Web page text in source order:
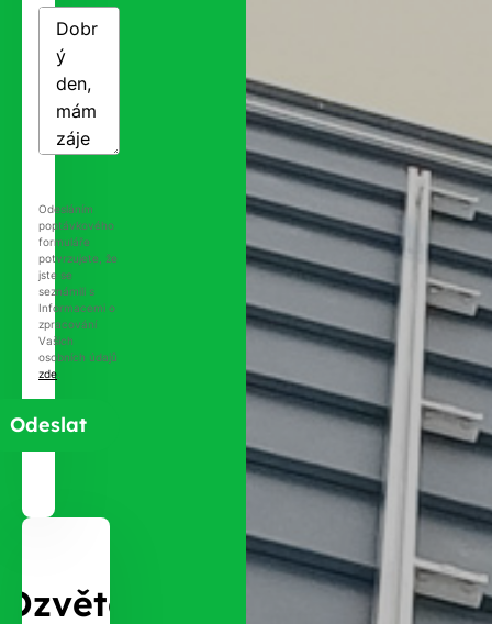
Ozvěte
Odesláním
poptávkového
formuláře
potvrzujete, že
jste se
seznámili s
Informacemi o
zpracování
Vašich
osobních údajů
zde